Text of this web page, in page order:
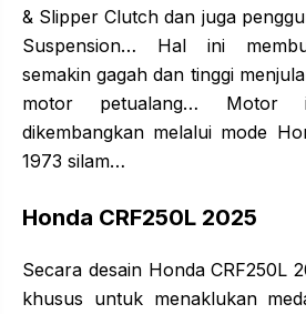
& Slipper Clutch dan juga
Suspension… Hal ini
semakin gagah dan tinggi
motor petualang… Motor
dikembangkan melalui mode
1973 silam…
Honda CRF250L 2025
Secara desain Honda CRF250L
khusus untuk menaklukan